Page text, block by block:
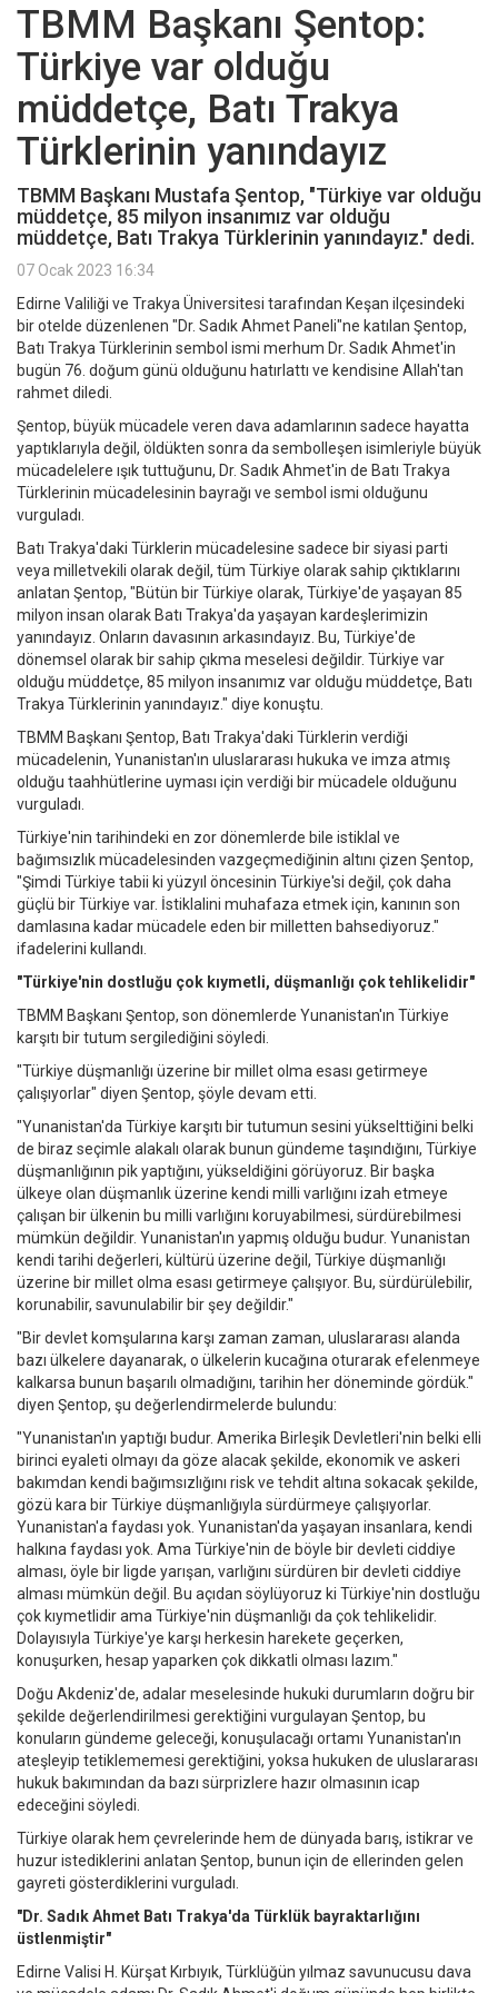
TBMM Başkanı Şentop:
Türkiye var olduğu
müddetçe, Batı Trakya
Türklerinin yanındayız
TBMM Başkanı Mustafa Şentop, "Türkiye var olduğu
müddetçe, 85 milyon insanımız var olduğu
müddetçe, Batı Trakya Türklerinin yanındayız." dedi.
07 Ocak 2023 16:34
Edirne Valiliği ve Trakya Üniversitesi tarafından Keşan ilçesindeki
bir otelde düzenlenen "Dr. Sadık Ahmet Paneli"ne katılan Şentop,
Batı Trakya Türklerinin sembol ismi merhum Dr. Sadık Ahmet'in
bugün 76. doğum günü olduğunu hatırlattı ve kendisine Allah'tan
rahmet diledi.
Şentop, büyük mücadele veren dava adamlarının sadece hayatta
yaptıklarıyla değil, öldükten sonra da sembolleşen isimleriyle büyük
mücadelelere ışık tuttuğunu, Dr. Sadık Ahmet'in de Batı Trakya
Türklerinin mücadelesinin bayrağı ve sembol ismi olduğunu
vurguladı.
Batı Trakya'daki Türklerin mücadelesine sadece bir siyasi parti
veya milletvekili olarak değil, tüm Türkiye olarak sahip çıktıklarını
anlatan Şentop, "Bütün bir Türkiye olarak, Türkiye'de yaşayan 85
milyon insan olarak Batı Trakya'da yaşayan kardeşlerimizin
yanındayız. Onların davasının arkasındayız. Bu, Türkiye'de
dönemsel olarak bir sahip çıkma meselesi değildir. Türkiye var
olduğu müddetçe, 85 milyon insanımız var olduğu müddetçe, Batı
Trakya Türklerinin yanındayız." diye konuştu.
TBMM Başkanı Şentop, Batı Trakya'daki Türklerin verdiği
mücadelenin, Yunanistan'ın uluslararası hukuka ve imza atmış
olduğu taahhütlerine uyması için verdiği bir mücadele olduğunu
vurguladı.
Türkiye'nin tarihindeki en zor dönemlerde bile istiklal ve
bağımsızlık mücadelesinden vazgeçmediğinin altını çizen Şentop,
"Şimdi Türkiye tabii ki yüzyıl öncesinin Türkiye'si değil, çok daha
güçlü bir Türkiye var. İstiklalini muhafaza etmek için, kanının son
damlasına kadar mücadele eden bir milletten bahsediyoruz."
ifadelerini kullandı.
"Türkiye'nin dostluğu çok kıymetli, düşmanlığı çok tehlikelidir"
TBMM Başkanı Şentop, son dönemlerde Yunanistan'ın Türkiye
karşıtı bir tutum sergilediğini söyledi.
"Türkiye düşmanlığı üzerine bir millet olma esası getirmeye
çalışıyorlar" diyen Şentop, şöyle devam etti.
"Yunanistan'da Türkiye karşıtı bir tutumun sesini yükselttiğini belki
de biraz seçimle alakalı olarak bunun gündeme taşındığını, Türkiye
düşmanlığının pik yaptığını, yükseldiğini görüyoruz. Bir başka
ülkeye olan düşmanlık üzerine kendi milli varlığını izah etmeye
çalışan bir ülkenin bu milli varlığını koruyabilmesi, sürdürebilmesi
mümkün değildir. Yunanistan'ın yapmış olduğu budur. Yunanistan
kendi tarihi değerleri, kültürü üzerine değil, Türkiye düşmanlığı
üzerine bir millet olma esası getirmeye çalışıyor. Bu, sürdürülebilir,
korunabilir, savunulabilir bir şey değildir."
"Bir devlet komşularına karşı zaman zaman, uluslararası alanda
bazı ülkelere dayanarak, o ülkelerin kucağına oturarak efelenmeye
kalkarsa bunun başarılı olmadığını, tarihin her döneminde gördük."
diyen Şentop, şu değerlendirmelerde bulundu:
"Yunanistan'ın yaptığı budur. Amerika Birleşik Devletleri'nin belki elli
birinci eyaleti olmayı da göze alacak şekilde, ekonomik ve askeri
bakımdan kendi bağımsızlığını risk ve tehdit altına sokacak şekilde,
gözü kara bir Türkiye düşmanlığıyla sürdürmeye çalışıyorlar.
Yunanistan'a faydası yok. Yunanistan'da yaşayan insanlara, kendi
halkına faydası yok. Ama Türkiye'nin de böyle bir devleti ciddiye
alması, öyle bir ligde yarışan, varlığını sürdüren bir devleti ciddiye
alması mümkün değil. Bu açıdan söylüyoruz ki Türkiye'nin dostluğu
çok kıymetlidir ama Türkiye'nin düşmanlığı da çok tehlikelidir.
Dolayısıyla Türkiye'ye karşı herkesin harekete geçerken,
konuşurken, hesap yaparken çok dikkatli olması lazım."
Doğu Akdeniz'de, adalar meselesinde hukuki durumların doğru bir
şekilde değerlendirilmesi gerektiğini vurgulayan Şentop, bu
konuların gündeme geleceği, konuşulacağı ortamı Yunanistan'ın
ateşleyip tetiklememesi gerektiğini, yoksa hukuken de uluslararası
hukuk bakımından da bazı sürprizlere hazır olmasının icap
edeceğini söyledi.
Türkiye olarak hem çevrelerinde hem de dünyada barış, istikrar ve
huzur istediklerini anlatan Şentop, bunun için de ellerinden gelen
gayreti gösterdiklerini vurguladı.
"Dr. Sadık Ahmet Batı Trakya'da Türklük bayraktarlığını
üstlenmiştir"
Edirne Valisi H. Kürşat Kırbıyık, Türklüğün yılmaz savunucusu dava